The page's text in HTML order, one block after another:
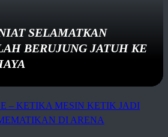
SELAMATKAN
BERUJUNG JATUH KE